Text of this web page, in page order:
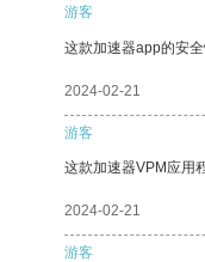
游客
这款加速器app的安
2024-02-21
游客
这款加速器VPM应用
2024-02-21
游客